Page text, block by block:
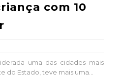
com 10
uma das cidades mais
do Estado, teve mais uma...